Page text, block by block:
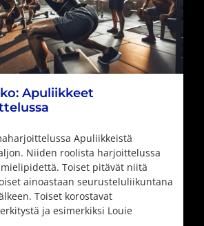
Apuliikkeet
Apuliikkeistä
Niiden roolista harjoittelussa
Toiset pitävät niitä
ainoastaan seurusteluliikuntana
Toiset korostavat
ja esimerkiksi Louie